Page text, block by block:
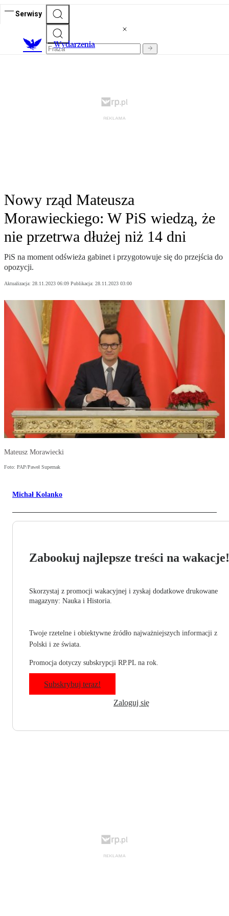
Serwisy
Wydarzenia
Nowy rząd Mateusza
Morawieckiego: W PiS wiedzą, że
nie przetrwa dłużej niż 14 dni
PiS na moment odświeża gabinet i przygotowuje się do przejścia do
opozycji.
Aktualizacja: 28.11.2023 06:09 Publikacja: 28.11.2023 03:00
Mateusz Morawiecki
Foto: PAP/Paweł Supernak
Michał Kolanko
Zabookuj najlepsze treści na wakacje!
Skorzystaj z promocji wakacyjnej i zyskaj dodatkowe drukowane
magazyny: Nauka i Historia.
Twoje rzetelne i obiektywne źródło najważniejszych informacji z
Polski i ze świata.
Promocja dotyczy subskrypcji RP.PL na rok.
Subskrybuj teraz!
Zaloguj się